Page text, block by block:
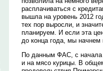
расплачиваться с
вышла на уровень 2012
тех пор выросли, и
планируем. И если эта
до конца года, мы начнем
По данным ФАС, с начала
и на мясо курицы. В